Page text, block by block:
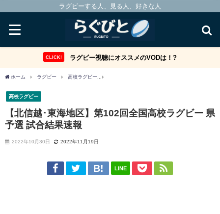
ラグビーする人、見る人、好きな人
CLICK! ラグビー視聴にオススメのVODは！?
ホーム ラグビー 高校ラグビー
高校ラグビー
【北信越･東海地区】第102回全国高校ラグビー 県
予選 試合結果速報
2022年10月30日 2022年11月19日
LINE